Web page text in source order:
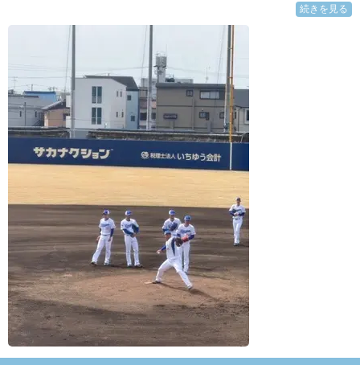
続きを見る